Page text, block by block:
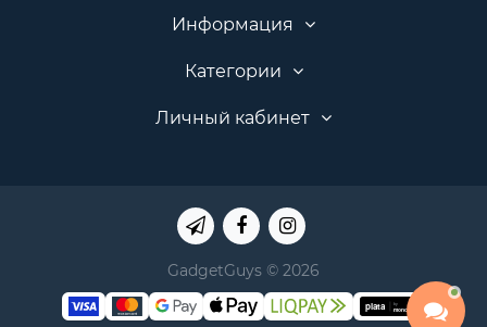
Информация
Категории
Личный кабинет
GadgetGuys © 2026